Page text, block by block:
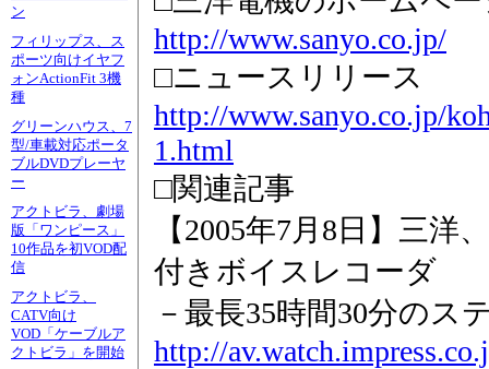
ン
フィリップス、ス
ポーツ向けイヤフ
ォンActionFit 3機
種
グリーンハウス、7
型/車載対応ポータ
ブルDVDプレーヤ
ー
アクトビラ、劇場
版「ワンピース」
10作品を初VOD配
信
アクトビラ、
CATV向け
VOD「ケーブルア
クトビラ」を開始
http://www.sanyo.co.jp/
□ニュースリリース
http://www.sanyo.co.jp/
1.html
□関連記事
【2005年7月8日】三
付きボイスレコーダ
－最長35時間30分のス
http://